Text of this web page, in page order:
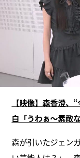
【映像】森香澄
白「うわぁ～素敵
森が引いたジェン